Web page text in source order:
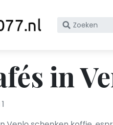
Zoek
KvK
nummer
in